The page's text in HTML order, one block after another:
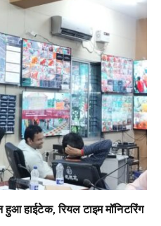
हाईटेक, रियल टाइम मॉनिटरिंग